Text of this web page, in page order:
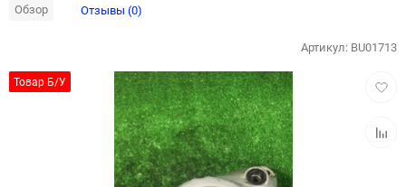
Обзор Отзывы (0)
Товар Б/У
Артикул: BU01713